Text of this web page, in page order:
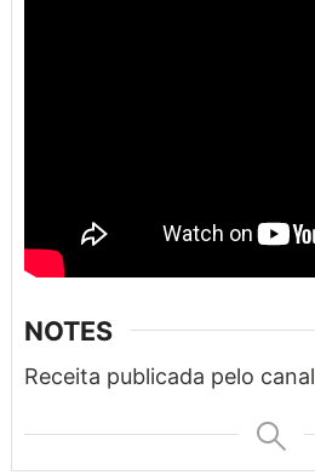
NOTES
Receita publicada pelo canal